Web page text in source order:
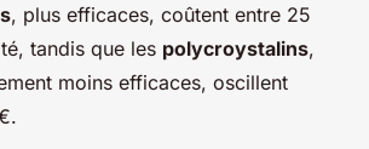
, plus efficaces, coûtent entre 25
tandis que les polycroystalins,
moins efficaces, oscillent